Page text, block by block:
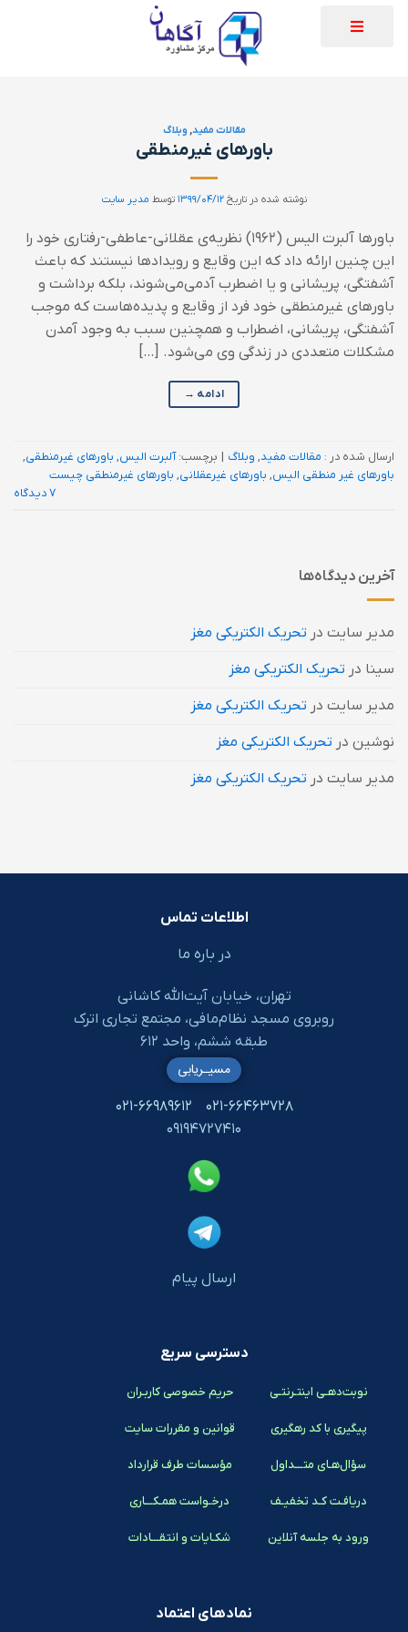
مقالات مفید, وبلاگ
باورهای غیرمنطقی
نوشته شده در تاریخ۱۳۹۹/۰۴/۱۲ توسط مدیر سایت
باورها آلبرت الیس (۱۹۶۲) نظریه‌ی عقلانی-عاطفی-رفتاری خود را
این چنین ارائه داد که این وقایع و رویدادها نیستند که باعث
آشفتگی، پریشانی و یا اضطرب آدمی‌می‌شوند، بلکه برداشت و
باورهای غیرمنطقی خود فرد از وقایع و پدیده‌هاست که موجب
آشفتگی، پریشانی، اضطراب و همچنین سبب به وجود آمدن
مشکلات متعددی در زندگی وی می‌شود. […]
ادامه →
ارسال شده در : مقالات مفید, وبلاگ | برچسب:آلبرت الیس, باورهای غيرمنطقی,
باورهای غیر منطقی الیس, باورهای غیرعقلانی, باورهای غیرمنطقی چیست
7 دیدگاه
آخرین دیدگاه‌ها
مدیر سایت در تحریک الکتریکی مغز
سینا در تحریک الکتریکی مغز
مدیر سایت در تحریک الکتریکی مغز
نوشین در تحریک الکتریکی مغز
مدیر سایت در تحریک الکتریکی مغز
اطلاعات تماس
در باره ما
تهران، خیابان آیت‌الله کاشانی
روبروی مسجد نظام‌مافی، مجتمع تجاری اترک
طبقه ششم، واحد ۶۱۲
۰۲۱-۶۶۴۶۳۷۲۸
۰۲۱-۶۶۹۸۹۶۱۲
۰۹۱۹۴۷۲۷۴۱۰
ارسال پیام
مسیـریابی
دسترسی سریع
نوبت‌دهـی اینتـرنتـی
پیگیری با کد رهگیری
سؤال‌هـای متـــداول
دریافـت کـد تخفیـف
ورود به جلسه آنلاین
حریم خصوصی کاربـران
قوانین و مقررات سایت
مؤسسات طرف قرارداد
درخـواست همـکـــاری
شکـایات و انتقـــادات
نمادهای اعتماد